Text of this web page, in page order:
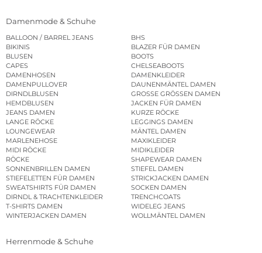
Damenmode & Schuhe
BALLOON / BARREL JEANS
BHS
BIKINIS
BLAZER FÜR DAMEN
BLUSEN
BOOTS
CAPES
CHELSEABOOTS
DAMENHOSEN
DAMENKLEIDER
DAMENPULLOVER
DAUNENMÄNTEL DAMEN
DIRNDLBLUSEN
GROSSE GRÖSSEN DAMEN
HEMDBLUSEN
JACKEN FÜR DAMEN
JEANS DAMEN
KURZE RÖCKE
LANGE RÖCKE
LEGGINGS DAMEN
LOUNGEWEAR
MÄNTEL DAMEN
MARLENEHOSE
MAXIKLEIDER
MIDI RÖCKE
MIDIKLEIDER
RÖCKE
SHAPEWEAR DAMEN
SONNENBRILLEN DAMEN
STIEFEL DAMEN
STIEFELETTEN FÜR DAMEN
STRICKJACKEN DAMEN
SWEATSHIRTS FÜR DAMEN
SOCKEN DAMEN
DIRNDL & TRACHTENKLEIDER
TRENCHCOATS
T-SHIRTS DAMEN
WIDELEG JEANS
WINTERJACKEN DAMEN
WOLLMÄNTEL DAMEN
Herrenmode & Schuhe